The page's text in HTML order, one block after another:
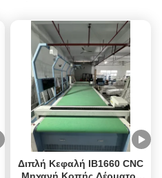
Διπλή Κεφαλή IB1660 CNC